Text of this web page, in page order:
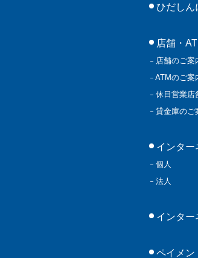
ひだしん
店舗・
店舗のご案
ATMのご案
休日営業店
貸金庫のご
インター
個人
法人
インター
ペイメン